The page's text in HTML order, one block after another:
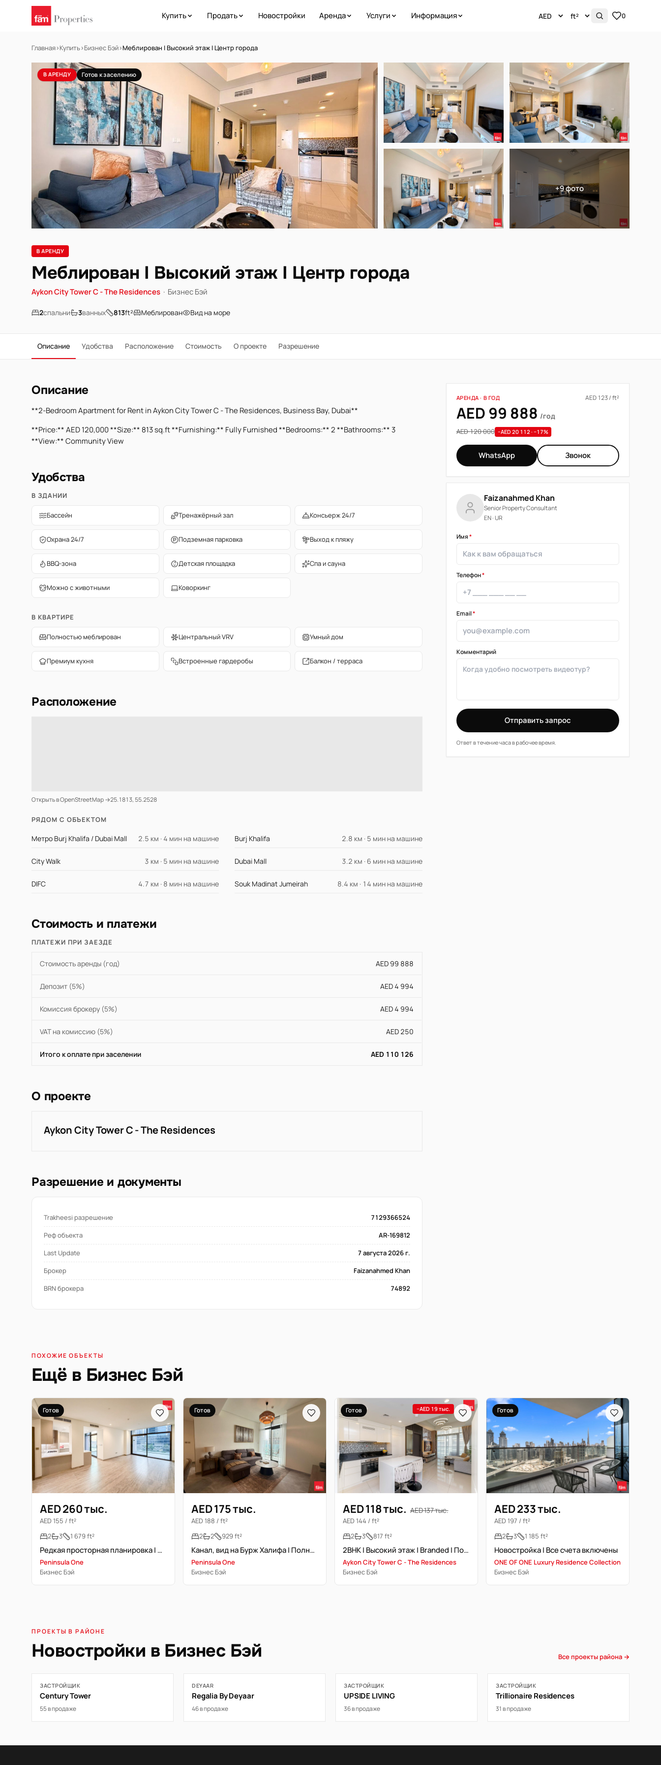
Купить Продать Новостройки Аренда Услуги Информация 0
Главная›Купить›Бизнес Бэй›Меблирован I Высокий этаж I Центр города
В АРЕНДУ Готов к заселению
+9 фото
В АРЕНДУ
Меблирован I Высокий этаж I Центр города
Aykon City Tower C - The Residences · Бизнес Бэй
2спальни 3ванных 813ft² Меблирован Вид на море
Описание Удобства Расположение Стоимость О проекте Разрешение
Описание
**2-Bedroom Apartment for Rent in Aykon City Tower C - The Residences, Business Bay, Dubai**
**Price:** AED 120,000 **Size:** 813 sq.ft **Furnishing:** Fully Furnished **Bedrooms:** 2 **Bathrooms:** 3
**View:** Community View
Удобства
В ЗДАНИИ
Бассейн Тренажёрный зал Консьерж 24/7
Охрана 24/7 Подземная парковка Выход к пляжу
BBQ-зона Детская площадка Спа и сауна
Можно с животными Коворкинг
В КВАРТИРЕ
Полностью меблирован Центральный VRV Умный дом
Премиум кухня Встроенные гардеробы Балкон / терраса
Расположение
Открыть в OpenStreetMap →25.1813, 55.2528
РЯДОМ С ОБЪЕКТОМ
Метро Burj Khalifa / Dubai Mall 2.5 км · 4 мин на машине Burj Khalifa 2.8 км · 5 мин на машине
City Walk 3 км · 5 мин на машине Dubai Mall 3.2 км · 6 мин на машине
DIFC 4.7 км · 8 мин на машине Souk Madinat Jumeirah 8.4 км · 14 мин на машине
Стоимость и платежи
ПЛАТЕЖИ ПРИ ЗАЕЗДЕ
Стоимость аренды (год) AED 99 888
Депозит (5%) AED 4 994
Комиссия брокеру (5%) AED 4 994
VAT на комиссию (5%) AED 250
Итого к оплате при заселении AED 110 126
О проекте
Aykon City Tower C - The Residences
Разрешение и документы
Trakheesi разрешение
7129366524
Реф объекта
AR-169812
Last Update
7 августа 2026 г.
Брокер
Faizanahmed Khan
BRN брокера
74892
АРЕНДА · В ГОД AED 123 / ft²
AED 99 888 /год
AED 120 000 −AED 20 112 · −17%
WhatsApp Звонок
Faizanahmed Khan
Senior Property Consultant
EN · UR
Имя*
Телефон*
Email*
Комментарий
Отправить запрос
Ответ в течение часа в рабочее время.
ПОХОЖИЕ ОБЪЕКТЫ
Ещё в Бизнес Бэй
Готов
AED 260 тыс.
AED 155 / ft²
2
3 1 679 ft²
Редкая просторная планировка | Полный вид на канал | Готово к заселению
Peninsula One
Бизнес Бэй
Готов
AED 175 тыс.
AED 188 / ft²
2
2 929 ft²
Канал, вид на Бурж Халифа | Полностью меблирована | Угловая планировка
Peninsula One
Бизнес Бэй
Готов −AED 19 тыс.
AED 118 тыс. AED 137 тыс.
AED 144 / ft²
2
3 817 ft²
2BHK | Высокий этаж | Branded | Полностью меблирована | Office
Aykon City Tower C - The Residences
Бизнес Бэй
Готов
AED 233 тыс.
AED 197 / ft²
2
3 1 185 ft²
Новостройка | Все счета включены
ONE OF ONE Luxury Residence Collection
Бизнес Бэй
ПРОЕКТЫ В РАЙОНЕ
Новостройки в Бизнес Бэй Все проекты района →
ЗАСТРОЙЩИК
Century Tower
55 в продаже
DEYAAR
Regalia By Deyaar
46 в продаже
ЗАСТРОЙЩИК
UPSIDE LIVING
36 в продаже
ЗАСТРОЙЩИК
Trillionaire Residences
31 в продаже